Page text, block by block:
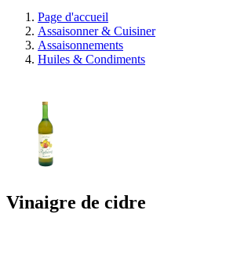
Page d'accueil
Assaisonner & Cuisiner
Assaisonnements
Huiles & Condiments
Vinaigre de cidre